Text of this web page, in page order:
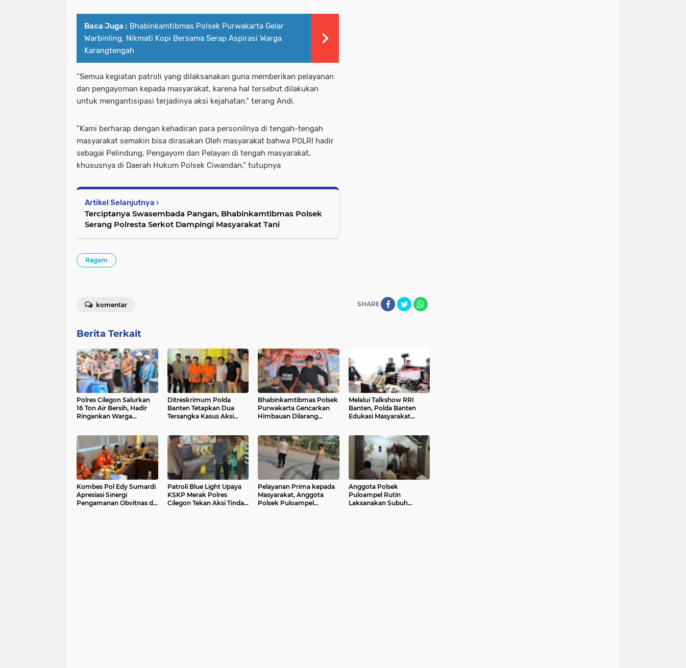
Baca Juga : Bhabinkamtibmas Polsek Purwakarta Gelar
Warbinling, Nikmati Kopi Bersama Serap Aspirasi Warga
Karangtengah
"Semua kegiatan patroli yang dilaksanakan guna memberikan pelayanan
dan pengayoman kepada masyarakat, karena hal tersebut dilakukan
untuk mengantisipasi terjadinya aksi kejahatan.” terang Andi.
"Kami berharap dengan kehadiran para personilnya di tengah-tengah
masyarakat semakin bisa dirasakan Oleh masyarakat bahwa POLRI hadir
sebagai Pelindung, Pengayom dan Pelayan di tengah masyarakat,
khususnya di Daerah Hukum Polsek Ciwandan," tutupnya
Artikel Selanjutnya
Terciptanya Swasembada Pangan, Bhabinkamtibmas Polsek
Serang Polresta Serkot Dampingi Masyarakat Tani
Ragam
SHARE
komentar
Berita Terkait
Polres Cilegon Salurkan
16 Ton Air Bersih, Hadir
Ringankan Warga
Ditreskrimum Polda
Banten Tetapkan Dua
Tersangka Kasus Aksi
Bhabinkamtibmas Polsek
Purwakarta Gencarkan
Himbauan Dilarang
Musim Kemarau
Melalui Talkshow RRI
Banten, Polda Banten
Edukasi Masyarakat
Pembakaran Lahan
Kombes Pol Edy Sumardi
Apresiasi Sinergi
Pengamanan Obvitnas di
Patroli Blue Light Upaya
KSKP Merak Polres
Cilegon Tekan Aksi Tindak
Pelayanan Prima kepada
Masyarakat, Anggota
Polsek Puloampel
Anggota Polsek
Puloampel Rutin
Laksanakan Subuh